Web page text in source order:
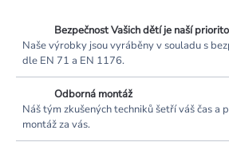
Bezpečnost Vašich dětí je naší
Naše výrobky jsou vyráběny v souladu s
dle EN 71 a EN 1176.
Odborná montáž
Náš tým zkušených techniků šetří váš čas a
montáž za vás.